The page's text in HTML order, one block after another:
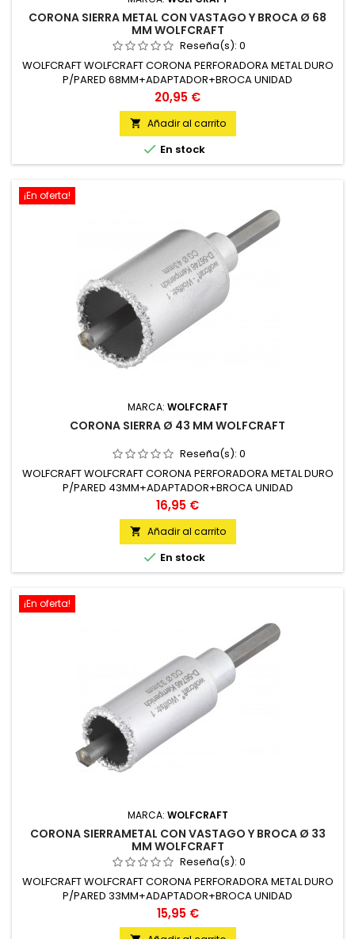
CORONA SIERRA METAL CON VASTAGO Y BROCA Ø 68
MM WOLFCRAFT
Reseña(s): 0
WOLFCRAFT WOLFCRAFT CORONA PERFORADORA METAL DURO
P/PARED 68MM+ADAPTADOR+BROCA UNIDAD
Precio
20,95 €
 Añadir al carrito
 En stock
¡En oferta!
MARCA: WOLFCRAFT
CORONA SIERRA Ø 43 MM WOLFCRAFT
Reseña(s): 0
WOLFCRAFT WOLFCRAFT CORONA PERFORADORA METAL DURO
P/PARED 43MM+ADAPTADOR+BROCA UNIDAD
Precio
16,95 €
 Añadir al carrito
 En stock
¡En oferta!
MARCA: WOLFCRAFT
CORONA SIERRAMETAL CON VASTAGO Y BROCA Ø 33
MM WOLFCRAFT
Reseña(s): 0
WOLFCRAFT WOLFCRAFT CORONA PERFORADORA METAL DURO
P/PARED 33MM+ADAPTADOR+BROCA UNIDAD
Precio
15,95 €